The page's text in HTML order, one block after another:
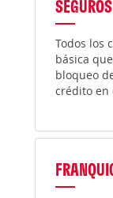
Todos los
básica
bloqueo
crédito en